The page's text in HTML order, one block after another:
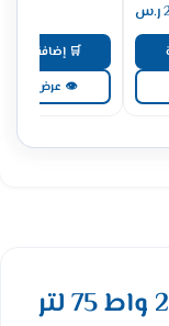
ر.س
🛒 إضافة للسلة
👁 عرض سريع
فرن كولن الكهربائي 2800 واط 75 لتر